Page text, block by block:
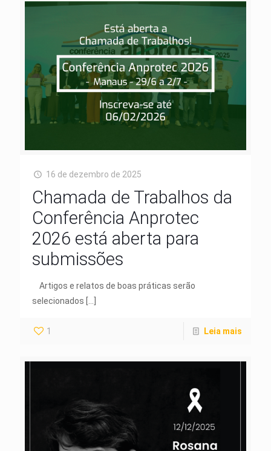
16 de dezembro de 2025
Chamada de Trabalhos da
Conferência Anprotec
2026 está aberta para
submissões
Artigos e relatos de boas práticas serão
selecionados […]
1 Leia mais